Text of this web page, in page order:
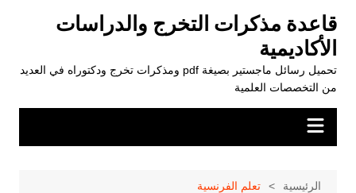
المحتوى
قاعدة مذكرات التخرج والدراسات
الأكاديمية
تحميل رسائل ماجستير بصيغة pdf ومذكرات تخرج ودكتوراه في العديد
من التخصصات العلمية
الرئيسية تعلم الفرنسية